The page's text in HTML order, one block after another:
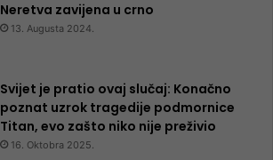
Neretva zavijena u crno
13. Augusta 2024.
Svijet je pratio ovaj slučaj: Konačno
poznat uzrok tragedije podmornice
Titan, evo zašto niko nije preživio
16. Oktobra 2025.